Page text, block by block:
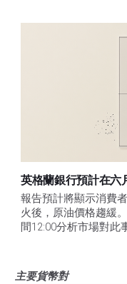
英格蘭銀行預計在六
報告預計將顯示消費
火後，原油價格趨緩
間12:00分析市場對此
主要貨幣對